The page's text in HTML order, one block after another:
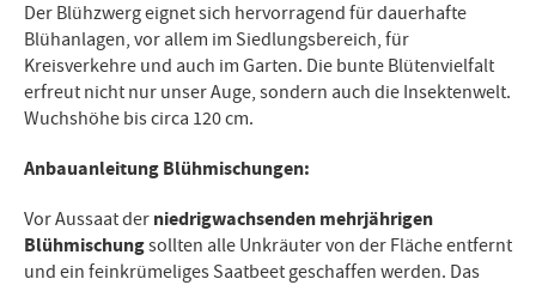
Der Blühzwerg eignet sich hervorragend für dauerhafte
Blühanlagen, vor allem im Siedlungsbereich, für
Kreisverkehre und auch im Garten. Die bunte Blütenvielfalt
erfreut nicht nur unser Auge, sondern auch die Insektenwelt.
Wuchshöhe bis circa 120 cm.
Anbauanleitung Blühmischungen:
Vor Aussaat der niedrigwachsenden mehrjährigen
Blühmischungsollten alle Unkräuter von der Fläche entfernt
und ein feinkrümeliges Saatbeet geschaffen werden. Das